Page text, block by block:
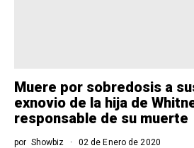
Muere por sobredosis a
exnovio de la hija de
responsable de su muerte
por Showbiz 02 de Enero de 2020